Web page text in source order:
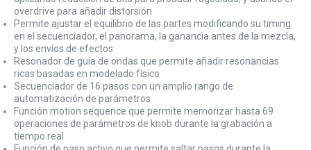
overdrive para añadir distorsión
Permite ajustar el equilibrio de las partes modificando su timing
en el secuenciador, el panorama, la ganancia antes de la mezcla,
y los envíos de efectos
Resonador de guía de ondas que permite añadir resonancias
ricas basadas en modelado físico
Secuenciador de 16 pasos con un amplio rango de
automatización de parámetros
Función motion sequence que permite memorizar hasta 69
operaciones de parámetros de knob durante la grabación a
tiempo real